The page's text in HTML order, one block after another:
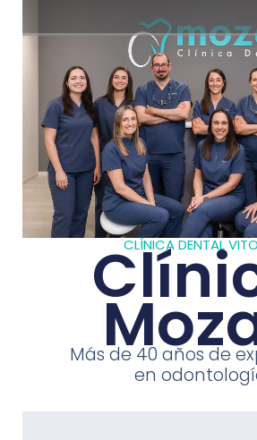
CLÍNICA DENTAL
Más de 40 años de
en